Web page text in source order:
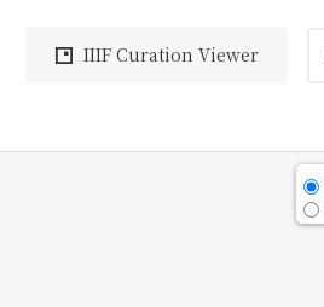
IIIF Curation Viewer